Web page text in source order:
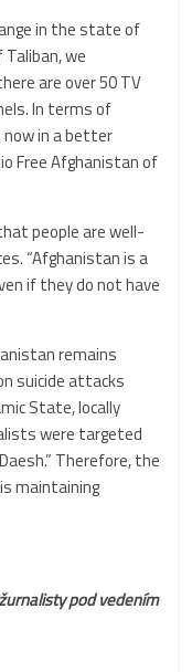
in the state of
we
are over 50 TV
In terms of
in a better
Free Afghanistan of
people are well-
“Afghanistan is a
if they do not have
remains
suicide attacks
State, locally
were targeted
Therefore, the
maintaining
pod vedením